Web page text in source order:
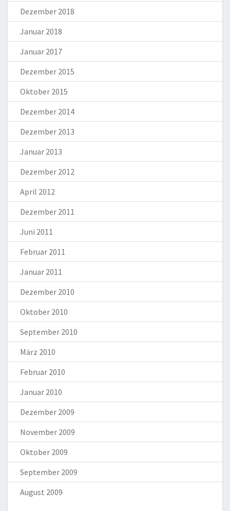
Dezember 2018
Januar 2018
Januar 2017
Dezember 2015
Oktober 2015
Dezember 2014
Dezember 2013
Januar 2013
Dezember 2012
April 2012
Dezember 2011
Juni 2011
Februar 2011
Januar 2011
Dezember 2010
Oktober 2010
September 2010
März 2010
Februar 2010
Januar 2010
Dezember 2009
November 2009
Oktober 2009
September 2009
August 2009